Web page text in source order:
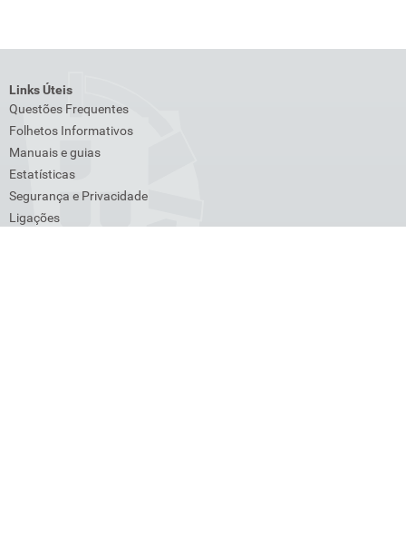
Links Úteis
Questões Frequentes
Folhetos Informativos
Manuais e guias
Estatísticas
Segurança e Privacidade
Ligações